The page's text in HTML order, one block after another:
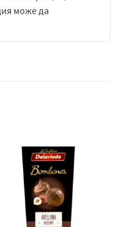
може да
тъмен
без
слой тъмен шоколад,
разкривайки
горчив оттенък,